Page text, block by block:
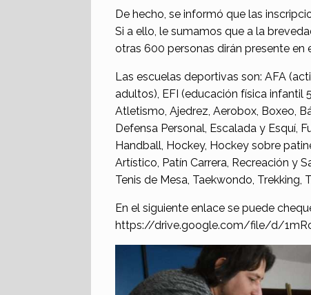
De hecho, se informó que las
Si a ello, le sumamos que a la
otras 600 personas dirán presente en
Las escuelas deportivas son: AFA
adultos), EFI (educación física infantil
Atletismo, Ajedrez, Aerobox, Boxeo,
Defensa Personal, Escalada y Esquí,
Handball, Hockey, Hockey sobre
Artístico, Patín Carrera, Recreación y
Tenis de Mesa, Taekwondo, Trekking,
En el siguiente enlace se puede
https://drive.google.com/file/d/